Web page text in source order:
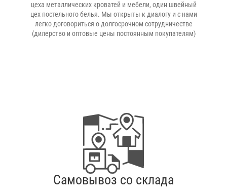
цеха металлических кроватей и мебели, один швейный
цех постельного белья. Мы открыты к диалогу и с нами
легко договориться о долгосрочном сотрудничестве
(дилерство и оптовые цены постоянным покупателям)
Самовывоз со склада